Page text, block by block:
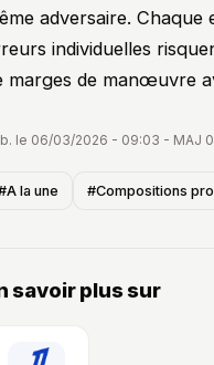
adversaire.
individuelles
marges de manœuvre
le 06/03/2026 - 09:03 - MAJ
la une #Compositions
savoir plus sur